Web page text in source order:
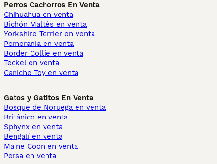
Perros Cachorros En Venta
Chihuahua en venta
Bichón Maltés en venta
Yorkshire Terrier en venta
Pomerania en venta
Border Collie en venta
Teckel en venta
Caniche Toy en venta
Gatos y Gatitos En Venta
Bosque de Noruega en venta
Británico en venta
Sphynx en venta
Bengalí en venta
Maine Coon en venta
Persa en venta